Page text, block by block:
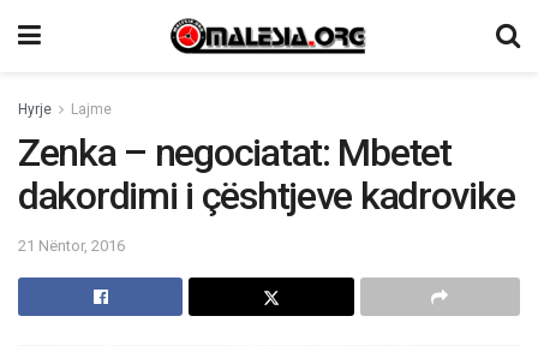
Hyrje Lajme
Zenka – negociatat: Mbetet
dakordimi i çështjeve kadrovike
21 Nëntor, 2016